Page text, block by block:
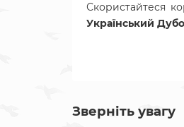
Скористайтеся
Український
Зверніть увагу